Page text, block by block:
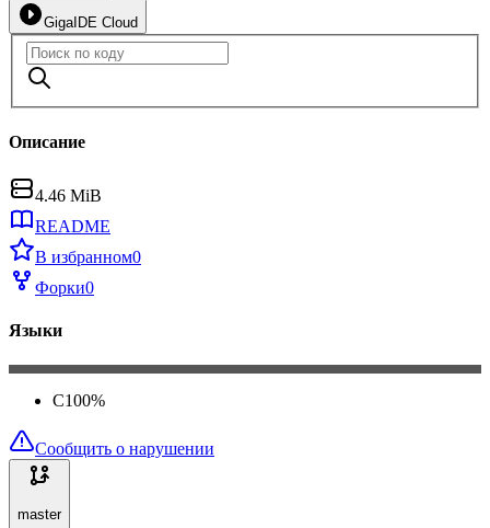
GigaIDE Cloud
Описание
4.46 MiB
README
В избранном0
Форки0
Языки
C100%
Сообщить о нарушении
master